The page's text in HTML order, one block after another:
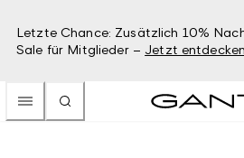
Letzte Chance: Zusätzlich 10%
Sale für Mitglieder – Jetzt entdecken